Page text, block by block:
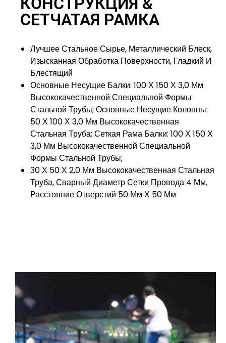
СЕТЧАТАЯ РАМКА
Лучшее Стальное Сырье, Металлический Блеск,
Изысканная Обработка Поверхности, Гладкий И
Блестящий
Основные Несущие Балки: 100 Х 150 Х 3,0 Мм
Высококачественной Специальной Формы
Стальной Трубы; Основные Несущие Колонны:
50 Х 100 Х 3,0 Мм Высококачественная
Стальная Труба; Сеткая Рама Балки: 100 Х 150 Х
3,0 Мм Высококачественной Специальной
Формы Стальной Трубы;
30 Х 50 Х 2,0 Мм Высококачественная Стальная
Труба, Сварный Диаметр Сетки Провода 4 Мм,
Расстояние Отверстий 50 Мм Х 50 Мм